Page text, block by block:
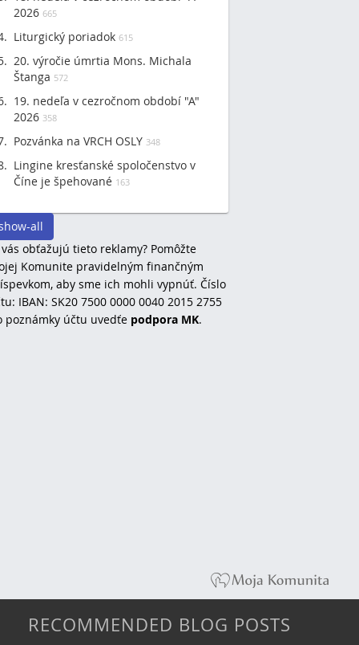
2026 665
Liturgický poriadok 615
20. výročie úmrtia Mons. Michala
Štanga 572
19. nedeľa v cezročnom období "A"
2026 358
Pozvánka na VRCH OSLY 348
Lingine kresťanské spoločenstvo v
Číne je špehované 163
all
obťažujú tieto reklamy? Pomôžte
Komunite pravidelným finančným
aby sme ich mohli vypnúť. Číslo
IBAN: SK20 7500 0000 0040 2015 2755
poznámky účtu uvedťe podpora MK.
RECOMMENDED BLOG POSTS